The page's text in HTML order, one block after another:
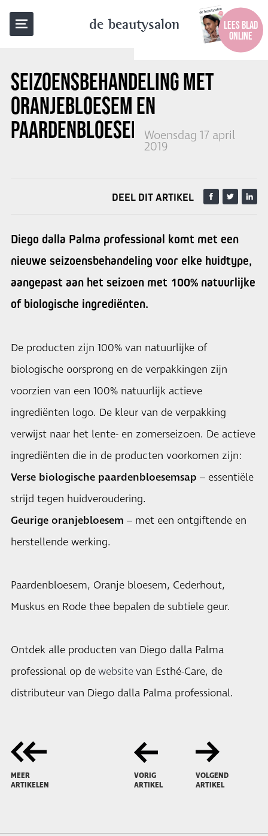
de beautysalon
LEES BLAD
ONLINE
SEIZOENSBEHANDELINGMET
ORANJEBLOESEM EN
PAARDENBLOESEM
Woensdag 17 april
2019
TERUG NAAR OVERZICHT
DEEL DIT ARTIKEL
Diego dalla Palma professional komt met een
nieuwe seizoensbehandeling voor elke huidtype,
aangepast aan het seizoen met 100% natuurlijke
of biologische ingrediënten.
De producten zijn 100% van natuurlijke of
biologische oorsprong en de verpakkingen zijn
voorzien van een 100% natuurlijk actieve
ingrediënten logo. De kleur van de verpakking
verwijst naar het lente- en zomerseizoen. De actieve
ingrediënten die in de producten voorkomen zijn:
Verse biologische paardenbloesemsap – essentiële
strijd tegen huidveroudering.
Geurige oranjebloesem – met een ontgiftende en
herstellende werking.
Paardenbloesem, Oranje bloesem, Cederhout,
Muskus en Rode thee bepalen de subtiele geur.
Ontdek alle producten van Diego dalla Palma
professional op dewebsitevan Esthé-Care, de
distributeur van Diego dalla Palma professional.
MEER
ARTIKELEN
VORIG
ARTIKEL
VOLGEND
ARTIKEL